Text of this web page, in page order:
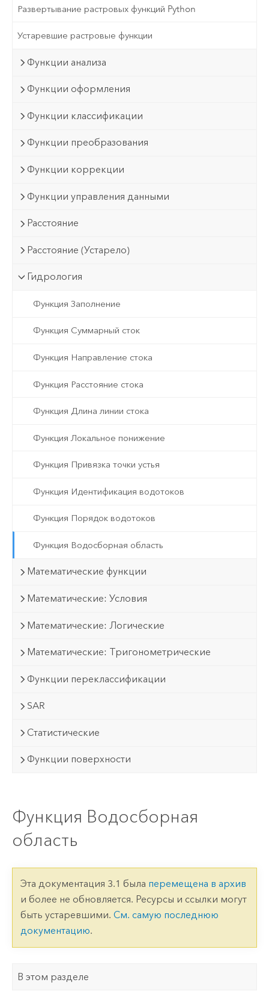
Развертывание растровых функций Python
Устаревшие растровые функции
Функции анализа
Функции оформления
Функции классификации
Функции преобразования
Функции коррекции
Функции управления данными
Расстояние
Расстояние (Устарело)
Гидрология
Функция Заполнение
Функция Суммарный сток
Функция Направление стока
Функция Расстояние стока
Функция Длина линии стока
Функция Локальное понижение
Функция Привязка точки устья
Функция Идентификация водотоков
Функция Порядок водотоков
Функция Водосборная область
Математические функции
Математические: Условия
Математические: Логические
Математические: Тригонометрические
Функции переклассификации
SAR
Статистические
Функции поверхности
Функция Водосборная
область
Эта документация 3.1 была перемещена в архив
и более не обновляется. Ресурсы и ссылки могут
быть устаревшими. См. самую последнюю
документацию.
В этом разделе